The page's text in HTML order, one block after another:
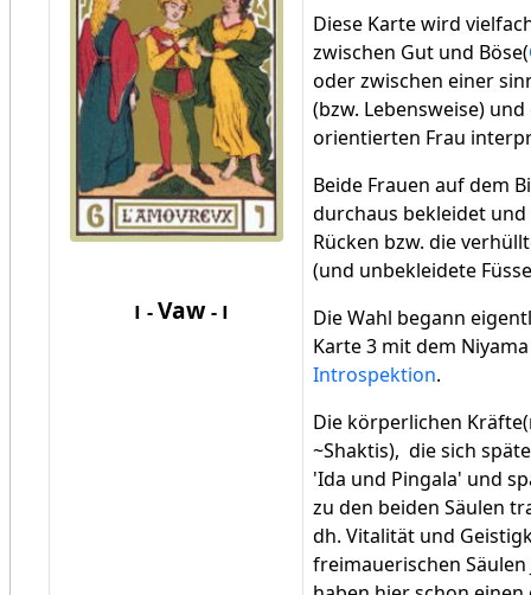
-Vaw- ו
Diese Karte wird
zwischen Gut und Böse(
oder zwischen einer
(bzw. Lebensweise)
orientierten Frau
Beide Frauen auf dem
durchaus bekleidet und
Rücken bzw. die
(und unbekleidete
Die Wahl begann
Karte 3 mit dem
Introspektion.
Die körperlichen
~Shaktis), die sich
'Ida und Pingala' und
zu den beiden Säulen
dh. Vitalität und
freimauerischen Säulen